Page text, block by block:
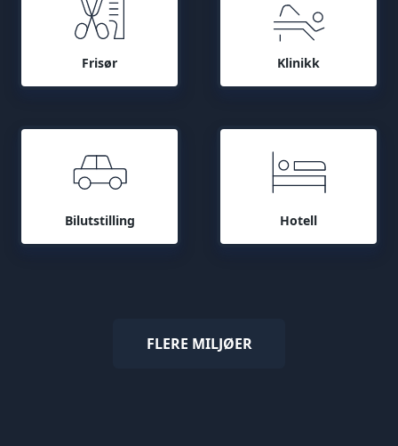
Frisør Klinikk
Bilutstilling Hotell
FLERE MILJØER